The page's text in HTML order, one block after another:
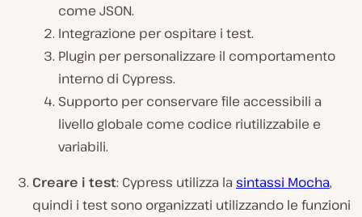
come JSON.
Integrazione per ospitare i test.
Plugin per personalizzare il comportamento
interno di Cypress.
Supporto per conservare file accessibili a
livello globale come codice riutilizzabile e
variabili.
Creare i test: Cypress utilizza la sintassi Mocha,
quindi i test sono organizzati utilizzando le funzioni